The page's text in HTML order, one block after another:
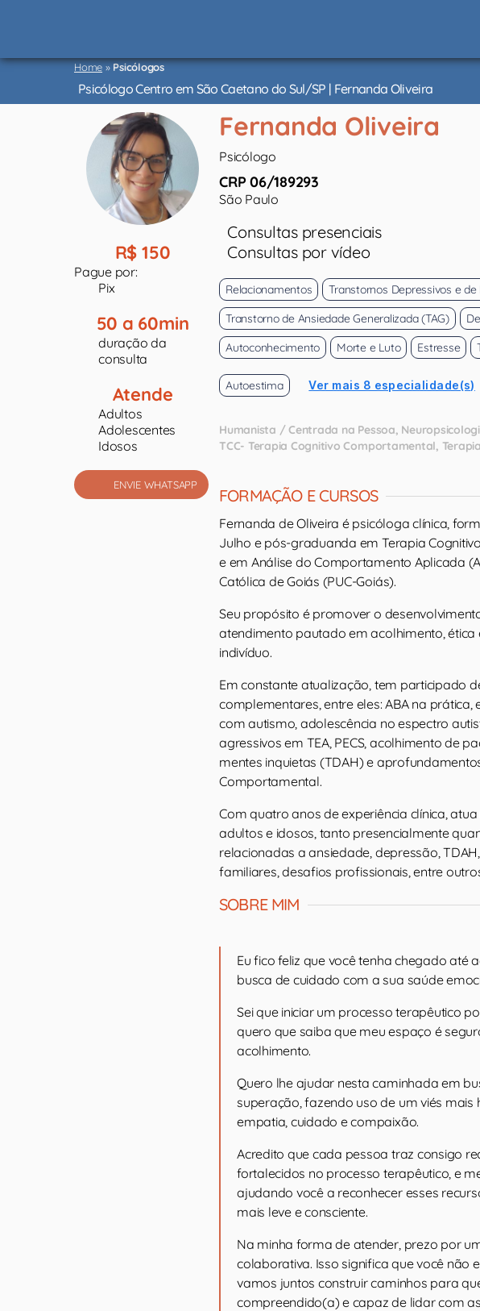
São
Paulo
Home»Psicólogos
Psicólogo Centro em São Caetano do Sul/SP | Fernanda Oliveira
R$ 150
Pague por:
Pix
50 a 60min
duração da
consulta
Atende
Adultos
Adolescentes
Idosos
ENVIE WHATSAPP
Fernanda Oliveira
Psicólogo
CRP 06/189293
São Paulo
Consultas presenciais
Consultas por vídeo
Relacionamentos
Transtornos Depressivos e
Transtorno de Ansiedade Generalizada (TAG)
Autoconhecimento
Morte e Luto Estresse
Autoestima Ver mais 8 especialidade(s)
Humanista / Centrada na Pessoa
TCC- Terapia Cognitivo Comportamental
FORMAÇÃO E CURSOS
Fernanda de Oliveira é psicóloga clínica,
Julho e pós-graduanda em Terapia
e em Análise do Comportamento Aplicada
Católica de Goiás (PUC-Goiás).
Seu propósito é promover o
atendimento pautado em acolhimento,
indivíduo.
Em constante atualização, tem participado
complementares, entre eles: ABA na
com autismo, adolescência no espectro
agressivos em TEA, PECS, acolhimento de
mentes inquietas (TDAH) e
Comportamental.
Com quatro anos de experiência clínica,
adultos e idosos, tanto presencialmente
relacionadas a ansiedade, depressão,
familiares, desafios profissionais, entre
SOBRE MIM
Eu fico feliz que você tenha chegado até
busca de cuidado com a sua saúde
Sei que iniciar um processo terapêutico
quero que saiba que meu espaço é
acolhimento.
Quero lhe ajudar nesta caminhada em
superação, fazendo uso de um viés
empatia, cuidado e compaixão.
Acredito que cada pessoa traz consigo
fortalecidos no processo terapêutico, e
ajudando você a reconhecer esses
mais leve e consciente.
Na minha forma de atender, prezo por
colaborativa. Isso significa que você não
vamos juntos construir caminhos para
compreendido(a) e capaz de lidar com